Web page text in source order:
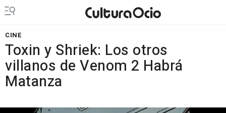
CINE
Toxin y Shriek: Los otros
villanos de Venom 2 Habrá
Matanza